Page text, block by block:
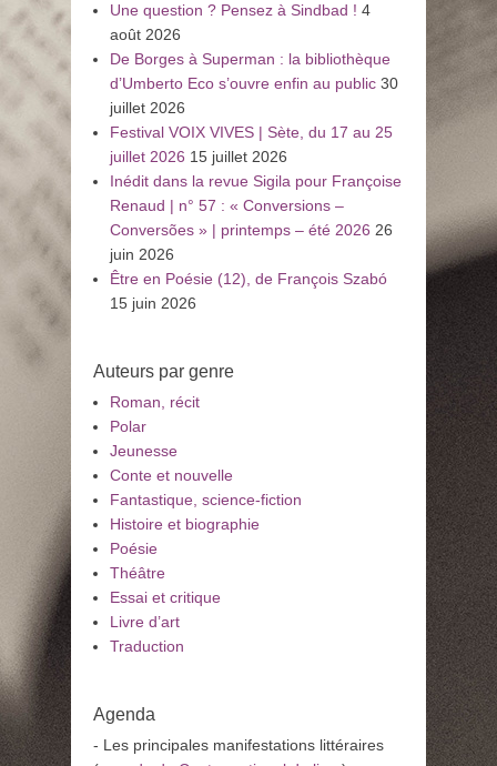
Une question ? Pensez à Sindbad ! 4
août 2026
De Borges à Superman : la bibliothèque
d’Umberto Eco s’ouvre enfin au public 30
juillet 2026
Festival VOIX VIVES | Sète, du 17 au 25
juillet 2026 15 juillet 2026
Inédit dans la revue Sigila pour Françoise
Renaud | n° 57 : « Conversions –
Conversões » | printemps – été 2026 26
juin 2026
Être en Poésie (12), de François Szabó
15 juin 2026
Auteurs par genre
Roman, récit
Polar
Jeunesse
Conte et nouvelle
Fantastique, science-fiction
Histoire et biographie
Poésie
Théâtre
Essai et critique
Livre d’art
Traduction
Agenda
- Les principales manifestations littéraires